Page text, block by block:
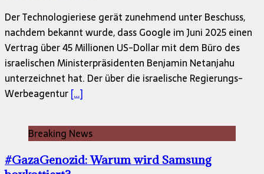
Der Technologieriese gerät zunehmend unter Beschuss,
nachdem bekannt wurde, dass Google im Juni 2025 einen
Vertrag über 45 Millionen US-Dollar mit dem Büro des
israelischen Ministerpräsidenten Benjamin Netanjahu
unterzeichnet hat. Der über die israelische Regierungs-
Werbeagentur[…]
Breaking News
#GazaGenozid: Warum wird Samsung